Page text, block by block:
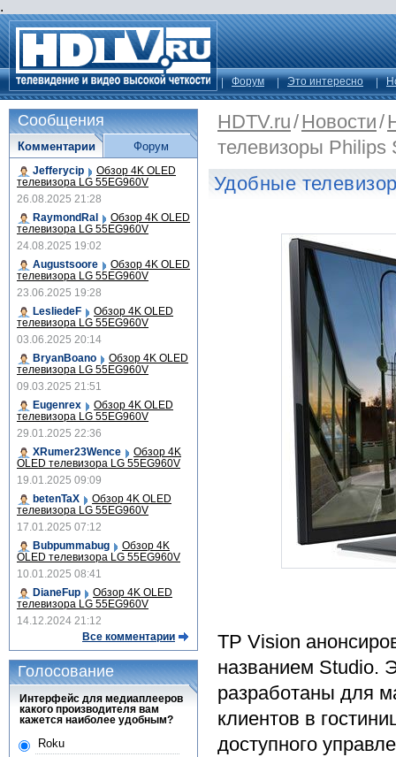
.
Форум Это интересно
HDTV.ru/Новости/
телевизоры Philips
Удобные
TP Vision
названием Studio.
разработаны для
клиентов в
доступного
Сообщения
Комментарии
Jefferycip Обзор 4K OLED
телевизора LG 55EG960V
26.08.2025 21:28
RaymondRal
Обзор 4K OLED
телевизора LG 55EG960V
24.08.2025 19:02
Augustsoore
Обзор 4K OLED
телевизора LG 55EG960V
23.06.2025 19:28
LesliedeF
Обзор 4K OLED
телевизора LG 55EG960V
03.06.2025 20:14
BryanBoano
Обзор 4K OLED
телевизора LG 55EG960V
09.03.2025 21:51
Eugenrex
Обзор 4K OLED
телевизора LG 55EG960V
29.01.2025 22:36
XRumer23Wence
Обзор 4K
OLED телевизора LG 55EG960V
19.01.2025 09:09
betenTaX
Обзор 4K OLED
телевизора LG 55EG960V
17.01.2025 07:12
Bubpummabug
Обзор 4K
OLED телевизора LG 55EG960V
10.01.2025 08:41
DianeFup
Обзор 4K OLED
телевизора LG 55EG960V
14.12.2024 21:12
Все комментарии
Форум
Голосование
Интерфейс для медиаплееров
какого производителя вам
кажется наиболее удобным?
Roku